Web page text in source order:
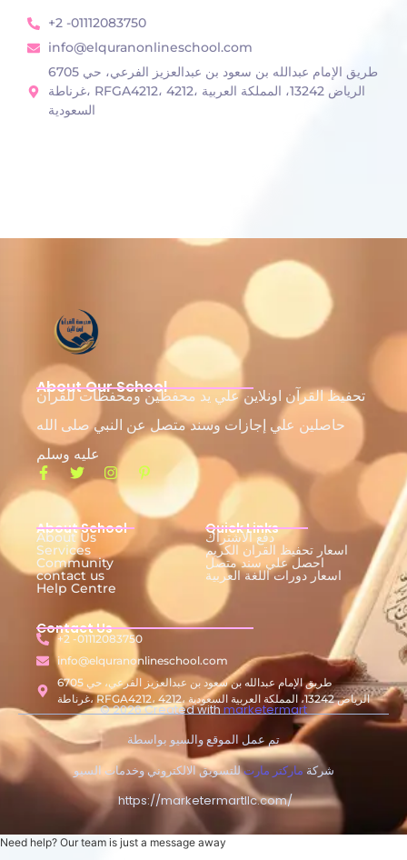
+2 -01112083750
info@elquranonlineschool.com
6705 طريق الإمام عبدالله بن سعود بن عبدالعزيز الفرعي، حي
غرناطة، RFGA4212، 4212، الرياض 13242، المملكة العربية
السعودية
About Our School
تحفيظ القرآن اونلاين علي يد محفظين ومحفظات للقرآن
حاصلين علي إجازات وسند متصل عن النبي صلى الله
عليه وسلم
About School
About Us
Services
Community
contact us
Help Centre
Quick Links
دفع الاشتراك
اسعار تحفيظ القران الكريم
احصل علي سند متصل
اسعار دورات اللغة العربية
Contact Us
+2 -01112083750
info@elquranonlineschool.com
6705 طريق الإمام عبدالله بن سعود بن عبدالعزيز الفرعي، حي
غرناطة، RFGA4212، 4212، الرياض 13242، المملكة العربية السعودية
© 2026 Created withmarketermart
تم عمل الموقع والسيو بواسطة
شركةماركتر مارتللتسويق الالكتروني وخدمات السيو
https://marketermartllc.com/
Need help? Our team is just a message away